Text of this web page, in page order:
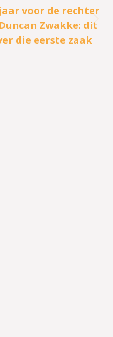
Volgend
bericht
voor de rechter
Zwakke: dit
die eerste zaak